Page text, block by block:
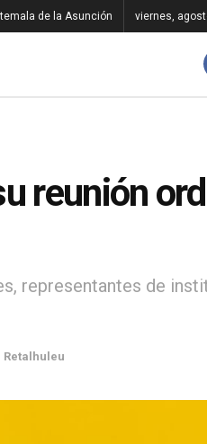
de la Asunción viernes,
reunión
representantes de
Retalhuleu